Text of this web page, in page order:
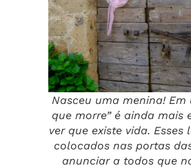
Nasceu uma menina! Em
que morre” é ainda mais
ver que existe vida. Esses
colocados nas portas
anunciar a todos que